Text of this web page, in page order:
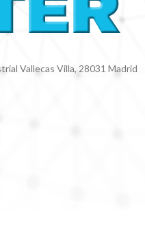
Vallecas Villa, 28031 Madrid